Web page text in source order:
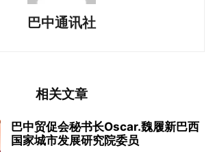
巴中通讯社
相关文章
巴中贸促会秘书长Oscar.魏履新巴西
国家城市发展研究院委员